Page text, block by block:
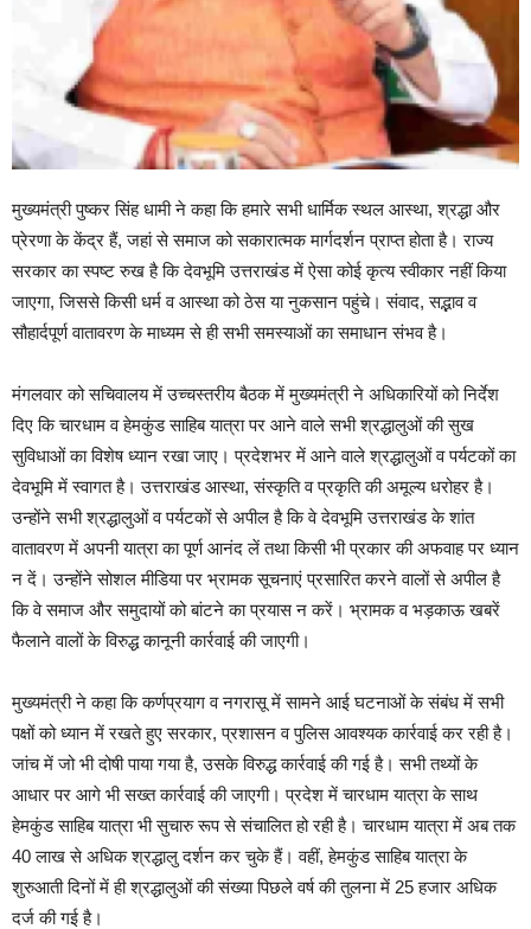
मुख्यमंत्री पुष्कर सिंह धामी ने कहा कि हमारे सभी धार्मिक स्थल आस्था, श्रद्धा और
प्रेरणा के केंद्र हैं, जहां से समाज को सकारात्मक मार्गदर्शन प्राप्त होता है। राज्य
सरकार का स्पष्ट रुख है कि देवभूमि उत्तराखंड में ऐसा कोई कृत्य स्वीकार नहीं किया
जाएगा, जिससे किसी धर्म व आस्था को ठेस या नुकसान पहुंचे। संवाद, सद्भाव व
सौहार्दपूर्ण वातावरण के माध्यम से ही सभी समस्याओं का समाधान संभव है।
मंगलवार को सचिवालय में उच्चस्तरीय बैठक में मुख्यमंत्री ने अधिकारियों को निर्देश
दिए कि चारधाम व हेमकुंड साहिब यात्रा पर आने वाले सभी श्रद्धालुओं की सुख
सुविधाओं का विशेष ध्यान रखा जाए। प्रदेशभर में आने वाले श्रद्धालुओं व पर्यटकों का
देवभूमि में स्वागत है। उत्तराखंड आस्था, संस्कृति व प्रकृति की अमूल्य धरोहर है।
उन्होंने सभी श्रद्धालुओं व पर्यटकों से अपील है कि वे देवभूमि उत्तराखंड के शांत
वातावरण में अपनी यात्रा का पूर्ण आनंद लें तथा किसी भी प्रकार की अफवाह पर ध्यान
न दें। उन्होंने सोशल मीडिया पर भ्रामक सूचनाएं प्रसारित करने वालों से अपील है
कि वे समाज और समुदायों को बांटने का प्रयास न करें। भ्रामक व भड़काऊ खबरें
फैलाने वालों के विरुद्ध कानूनी कार्रवाई की जाएगी।
मुख्यमंत्री ने कहा कि कर्णप्रयाग व नगरासू में सामने आई घटनाओं के संबंध में सभी
पक्षों को ध्यान में रखते हुए सरकार, प्रशासन व पुलिस आवश्यक कार्रवाई कर रही है।
जांच में जो भी दोषी पाया गया है, उसके विरुद्ध कार्रवाई की गई है। सभी तथ्यों के
आधार पर आगे भी सख्त कार्रवाई की जाएगी। प्रदेश में चारधाम यात्रा के साथ
हेमकुंड साहिब यात्रा भी सुचारु रूप से संचालित हो रही है। चारधाम यात्रा में अब तक
40 लाख से अधिक श्रद्धालु दर्शन कर चुके हैं। वहीं, हेमकुंड साहिब यात्रा के
शुरुआती दिनों में ही श्रद्धालुओं की संख्या पिछले वर्ष की तुलना में 25 हजार अधिक
दर्ज की गई है।